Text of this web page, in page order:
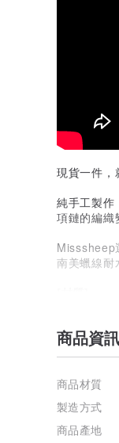
現貨一件，
純手工製作
項鏈的編織
Misssheep
南美蠟線
- 菊石
(這個是石
[尺寸]
最長約
頸鏈上有個
商品資訊
商品材質
製造方式
商品產地